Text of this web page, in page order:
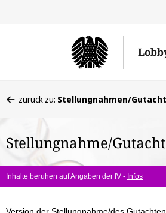
befinden
hier:
zurück zu: Stellungnahmen/
Stellungnahme/
Inhalte beruhen auf Angaben der IV - Infos